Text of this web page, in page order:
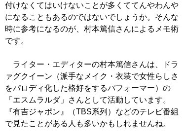
付けなくてはいけないことが多くててんやわんや
になることもあるのではないでしょうか。そんな
時に参考になるのが、村本篤信さんによるメモ術
です。
ライター・エディターの村本篤信さんは、ドラ
ァグクイーン（派手なメイク・衣装で女性らしさ
をパロディ化した格好をするパフォーマー）の
「エスムラルダ」さんとして活動しています。
『有吉ジャポン』（TBS系列）などのテレビ番組
で見たことがある人も多いかもしれませんね。